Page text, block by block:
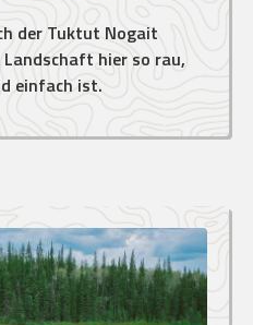
der Tuktut Nogait
hier so rau,
einfach ist.